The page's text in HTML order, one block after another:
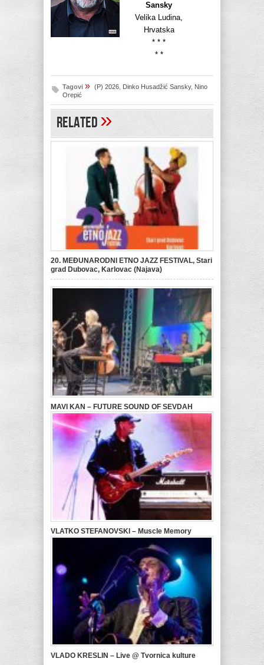
Sansky
Velika Ludina,
Hrvatska
* * *
* *
Tagovi » (P) 2026 Dinko Husadžić Sansky, Nino
Orepić
Related»
20. MEĐUNARODNI ETNO JAZZ FESTIVAL, Stari
grad Dubovac, Karlovac (Najava)
MAVI KAN – FUTURE SOUND OF SEVDAH
VLATKO STEFANOVSKI – Muscle Memory
VLADO KRESLIN – Live @ Tvornica kulture